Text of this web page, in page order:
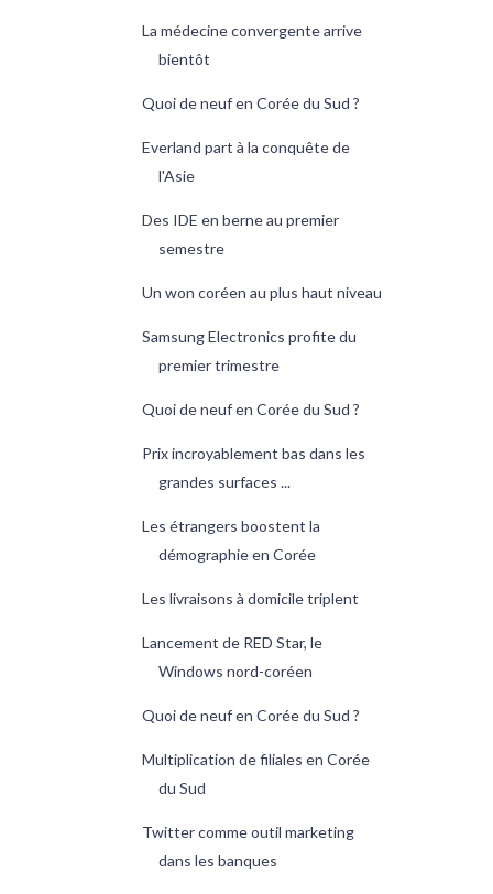
La médecine convergente arrive
bientôt
Quoi de neuf en Corée du Sud ?
Everland part à la conquête de
l'Asie
Des IDE en berne au premier
semestre
Un won coréen au plus haut niveau
Samsung Electronics profite du
premier trimestre
Quoi de neuf en Corée du Sud ?
Prix incroyablement bas dans les
grandes surfaces ...
Les étrangers boostent la
démographie en Corée
Les livraisons à domicile triplent
Lancement de RED Star, le
Windows nord-coréen
Quoi de neuf en Corée du Sud ?
Multiplication de filiales en Corée
du Sud
Twitter comme outil marketing
dans les banques